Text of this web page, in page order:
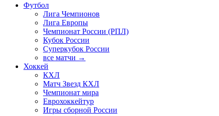
Футбол
Лига Чемпионов
Лига Европы
Чемпионат России (РПЛ)
Кубок России
Суперкубок России
все матчи →
Хоккей
КХЛ
Матч Звезд КХЛ
Чемпионат мира
Еврохоккейтур
Игры сборной России